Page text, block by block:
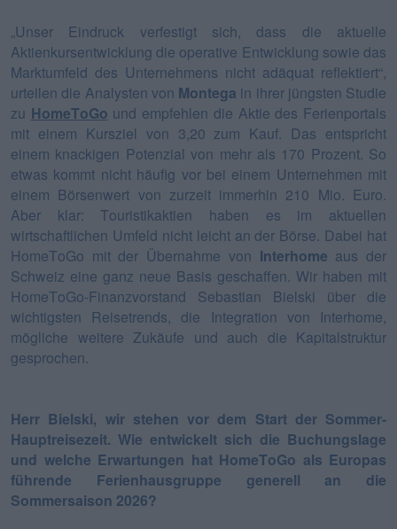
„Unser Eindruck verfestigt sich, dass die aktuelle
Aktienkursentwicklung die operative Entwicklung sowie das
Marktumfeld des Unternehmens nicht adäquat reflektiert“,
urteilen die Analysten von Montega in ihrer jüngsten Studie
zu HomeToGo und empfehlen die Aktie des Ferienportals
mit einem Kursziel von 3,20 zum Kauf. Das entspricht
einem knackigen Potenzial von mehr als 170 Prozent. So
etwas kommt nicht häufig vor bei einem Unternehmen mit
einem Börsenwert von zurzeit immerhin 210 Mio. Euro.
Aber klar: Touristikaktien haben es im aktuellen
wirtschaftlichen Umfeld nicht leicht an der Börse. Dabei hat
HomeToGo mit der Übernahme von Interhome aus der
Schweiz eine ganz neue Basis geschaffen. Wir haben mit
HomeToGo-Finanzvorstand Sebastian Bielski über die
wichtigsten Reisetrends, die Integration von Interhome,
mögliche weitere Zukäufe und auch die Kapitalstruktur
gesprochen.
Herr Bielski, wir stehen vor dem Start der Sommer-
Hauptreisezeit. Wie entwickelt sich die Buchungslage
und welche Erwartungen hat HomeToGo als Europas
führende Ferienhausgruppe generell an die
Sommersaison 2026?